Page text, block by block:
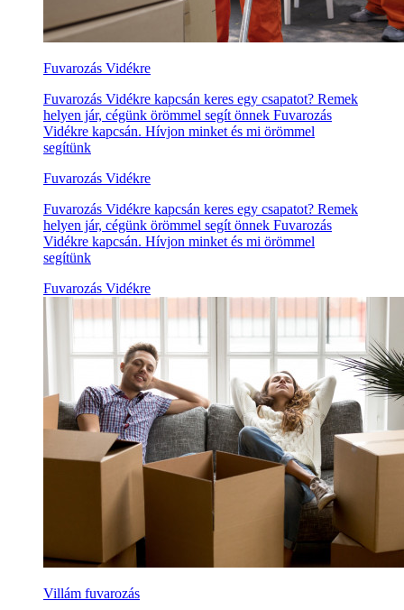
Fuvarozás Vidékre
Fuvarozás Vidékre kapcsán keres egy csapatot? Remek
helyen jár, cégünk örömmel segít önnek Fuvarozás
Vidékre kapcsán. Hívjon minket és mi örömmel
segítünk
Fuvarozás Vidékre
Fuvarozás Vidékre kapcsán keres egy csapatot? Remek
helyen jár, cégünk örömmel segít önnek Fuvarozás
Vidékre kapcsán. Hívjon minket és mi örömmel
segítünk
Fuvarozás Vidékre
Villám fuvarozás